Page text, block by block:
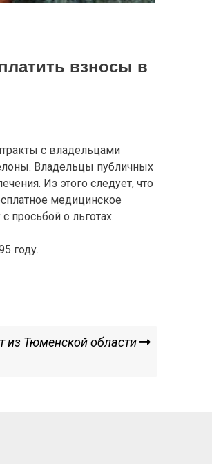
взносы в
с владельцами
Владельцы публичных
Из этого следует, что
медицинское
просьбой о льготах.
году.
из Тюменской области